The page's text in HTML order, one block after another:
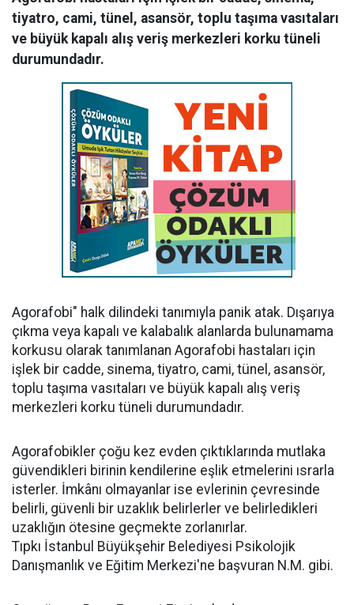
tiyatro, cami, tünel, asansör, toplu taşıma vasıtaları
ve büyük kapalı alış veriş merkezleri korku tüneli
durumundadır.
Agorafobi" halk dilindeki tanımıyla panik atak. Dışarıya
çıkma veya kapalı ve kalabalık alanlarda bulunamama
korkusu olarak tanımlanan Agorafobi hastaları için
işlek bir cadde, sinema, tiyatro, cami, tünel, asansör,
toplu taşıma vasıtaları ve büyük kapalı alış veriş
merkezleri korku tüneli durumundadır.
Agorafobikler çoğu kez evden çıktıklarında mutlaka
güvendikleri birinin kendilerine eşlik etmelerini ısrarla
isterler. İmkânı olmayanlar ise evlerinin çevresinde
belirli, güvenli bir uzaklık belirlerler ve belirledikleri
uzaklığın ötesine geçmekte zorlanırlar.
Tıpkı İstanbul Büyükşehir Belediyesi Psikolojik
Danışmanlık ve Eğitim Merkezi'ne başvuran N.M. gibi.